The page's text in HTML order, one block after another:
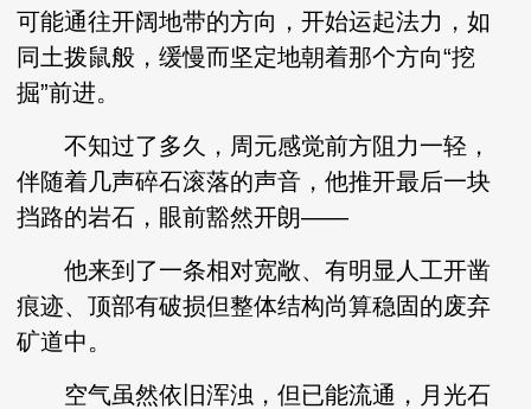
可能通往开阔地带的方向，开始运起法力，如
同土拨鼠般，缓慢而坚定地朝着那个方向“挖
掘”前进。
不知过了多久，周元感觉前方阻力一轻，
伴随着几声碎石滚落的声音，他推开最后一块
挡路的岩石，眼前豁然开朗——
他来到了一条相对宽敞、有明显人工开凿
痕迹、顶部有破损但整体结构尚算稳固的废弃
矿道中。
空气虽然依旧浑浊，但已能流通，月光石